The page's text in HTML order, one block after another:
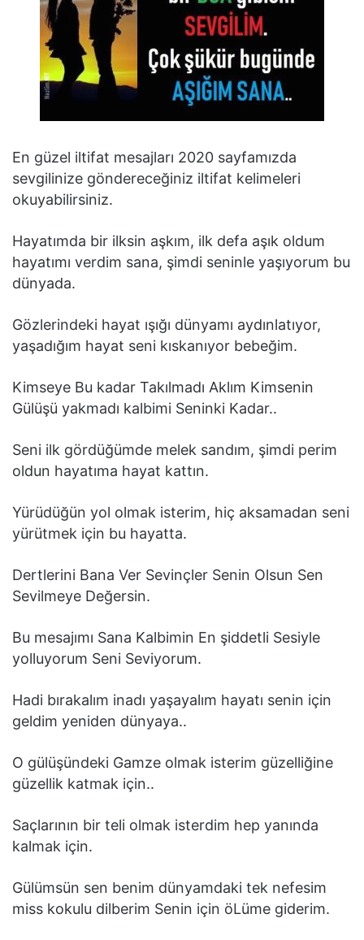
En güzel iltifat mesajları 2020 sayfamızda
sevgilinize göndereceğiniz iltifat kelimeleri
okuyabilirsiniz.
Hayatımda bir ilksin aşkım, ilk defa aşık oldum
hayatımı verdim sana, şimdi seninle yaşıyorum bu
dünyada.
Gözlerindeki hayat ışığı dünyamı aydınlatıyor,
yaşadığım hayat seni kıskanıyor bebeğim.
Kimseye Bu kadar Takılmadı Aklım Kimsenin
Gülüşü yakmadı kalbimi Seninki Kadar..
Seni ilk gördüğümde melek sandım, şimdi perim
oldun hayatıma hayat kattın.
Yürüdüğün yol olmak isterim, hiç aksamadan seni
yürütmek için bu hayatta.
Dertlerini Bana Ver Sevinçler Senin Olsun Sen
Sevilmeye Değersin.
Bu mesajımı Sana Kalbimin En şiddetli Sesiyle
yolluyorum Seni Seviyorum.
Hadi bırakalım inadı yaşayalım hayatı senin için
geldim yeniden dünyaya..
O gülüşündeki Gamze olmak isterim güzelliğine
güzellik katmak için..
Saçlarının bir teli olmak isterdim hep yanında
kalmak için.
Gülümsün sen benim dünyamdaki tek nefesim
miss kokulu dilberim Senin için öLüme giderim.